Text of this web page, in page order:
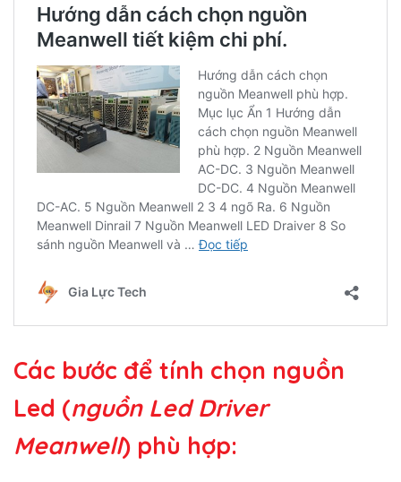
Các bước để tính chọn nguồn
Led (nguồn Led Driver
Meanwell) phù hợp: